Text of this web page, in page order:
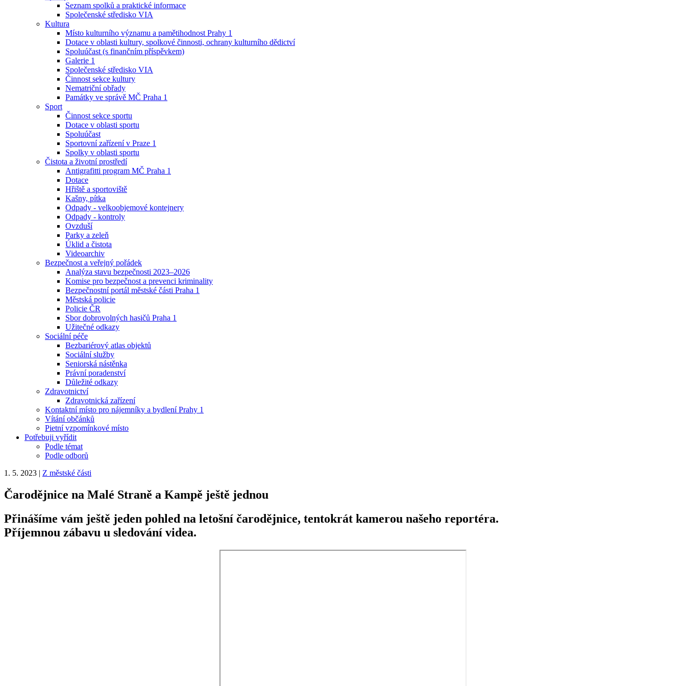
Seznam spolků a praktické informace
Společenské středisko VIA
Kultura
Místo kulturního významu a pamětihodnost Prahy 1
Dotace v oblasti kultury, spolkové činnosti, ochrany kulturního dědictví
Spoluúčast (s finančním příspěvkem)
Galerie 1
Společenské středisko VIA
Činnost sekce kultury
Nematriční obřady
Památky ve správě MČ Praha 1
Sport
Činnost sekce sportu
Dotace v oblasti sportu
Spoluúčast
Sportovní zařízení v Praze 1
Spolky v oblasti sportu
Čistota a životní prostředí
Antigrafitti program MČ Praha 1
Dotace
Hřiště a sportoviště
Kašny, pítka
Odpady - velkoobjemové kontejnery
Odpady - kontroly
Ovzduší
Parky a zeleň
Úklid a čistota
Videoarchiv
Bezpečnost a veřejný pořádek
Analýza stavu bezpečnosti 2023–2026
Komise pro bezpečnost a prevenci kriminality
Bezpečnostní portál městské části Praha 1
Městská policie
Policie ČR
Sbor dobrovolných hasičů Praha 1
Užitečné odkazy
Sociální péče
Bezbariérový atlas objektů
Sociální služby
Seniorská nástěnka
Právní poradenství
Důležité odkazy
Zdravotnictví
Zdravotnická zařízení
Kontaktní místo pro nájemníky a bydlení Prahy 1
Vítání občánků
Pietní vzpomínkové místo
Potřebuji vyřídit
Podle témat
Podle odborů
1. 5. 2023 | Z městské části
Čarodějnice na Malé Straně a Kampě ještě jednou
Přinášíme vám ještě jeden pohled na letošní čarodějnice, tentokrát kamerou našeho reportéra.
Příjemnou zábavu u sledování videa.